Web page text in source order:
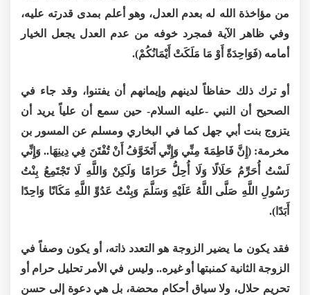
من مؤاخذة الله له بعدم العدل، وهو أعلم بمدى قدرته عليه،
وفي ظاهر الآية فمجرد خوفه من عدم العدل يجعل الخيار
أمامه (فَوَاحِدَةً أَوْ مَا مَلَكَتْ أَيْمَانُكُمْ).
أو ترك ذلك حفاظاً لدينهم وإيمانهم أن يفتنوا، وقد جاء في
الصحيح أن النبي -عليه السلام- حين سمع أن علياً يريد أن
يتزوج بنت أبي جهل كما في البخاري ومسلم عن المسور بن
مخرمة: (إِنَّ فَاطِمَةَ مِنِّي وَإِنِّي أَتَخَوَّفُ أَنْ تُفْتَنَ فِي دِينِهَا.. وَإِنِّي
لَسْتُ أُحَرِّمُ حَلَالًا وَلَا أُحِلُّ حَرَامًا وَلَكِنْ وَاللَّهِ لَا تَجْتَمِعُ بِنْتُ
رَسُولِ اللَّهِ صَلَّى اللَّهُ عَلَيْهِ وَسَلَّمَ وَبِنْتُ عَدُوِّ اللَّهِ مَكَانًا وَاحِدًا
أَبَدًا).
فقد يكون ما يضير الزوجة هو التعدد ذاته، أو يكون وصفاً في
الزوجة الثانية كمنبتها أو غيره.. وليس في الأمر تحليل حرام أو
تحريم حلال، ولا سياق أحكام محضة، بل هي دعوة إلى حسن